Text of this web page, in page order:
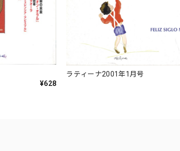
¥628
ラティーナ2001年1月号